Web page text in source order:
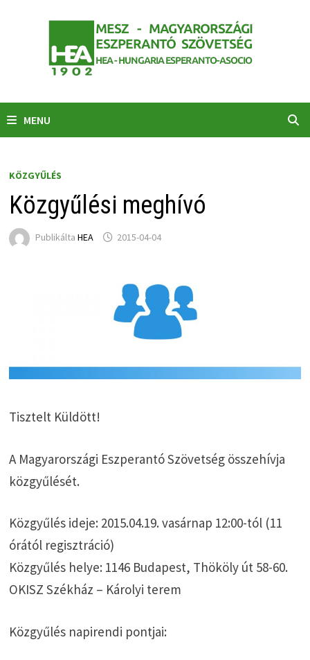
MENU
KÖZGYŰLÉS
Közgyűlési meghívó
Publikálta HEA 2015-04-04
Tisztelt Küldött!
A Magyarországi Eszperantó Szövetség összehívja
közgyűlését.
Közgyűlés ideje: 2015.04.19. vasárnap 12:00-tól (11
órától regisztráció)
Közgyűlés helye: 1146 Budapest, Thököly út 58-60.
OKISZ Székház – Károlyi terem
Közgyűlés napirendi pontjai: